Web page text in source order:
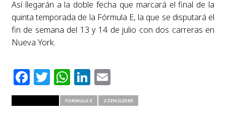
Así llegarán a la doble fecha que marcará el final de la
quinta temporada de la Fórmula E, la que se disputará el
fin de semana del 13 y 14 de julio con dos carreras en
Nueva York.
Facebook
Twitter
WhatsApp
LinkedIn
Email
FORMULA E ZZENSLIDER